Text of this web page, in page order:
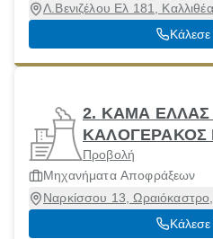
Λ.Βενιζέλου Ελ 181,
2. KAMA
ΚΑΛΟΓΕΡΑΚΟΣ
Προβολή
Μηχανήματα Αποφράξεων
Ναρκίσσου 13,